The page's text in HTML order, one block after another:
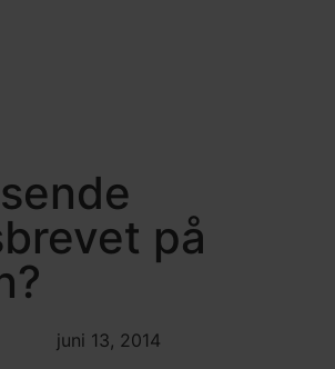
på
juni 13, 2014